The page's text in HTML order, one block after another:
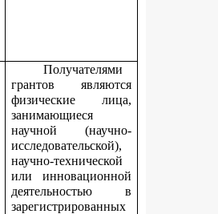
Получателями
грантов являются
физические лица,
занимающиеся
научной (научно-
исследовательской),
научно-технической
или инновационной
деятельностью в
зарегистрированных